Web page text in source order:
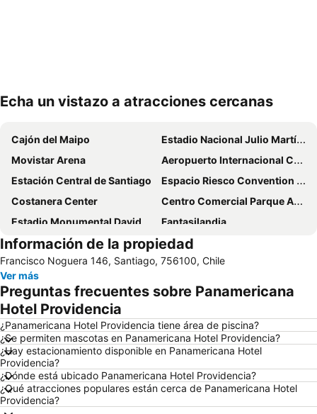
Echa un vistazo a atracciones cercanas
Cajón del Maipo
Estadio Nacional Julio Martínez Prádanos
Movistar Arena
Aeropuerto Internacional Comodoro Arturo Merino Benítez
Estación Central de Santiago
Espacio Riesco Convention Center
Costanera Center
Centro Comercial Parque Arauco
Estadio Monumental David Arellano
Fantasilandia
Festival Internacional Providencia Jazz
Barrio Lastarria
San Carlos de Apoquindo
Santa Laura Stadium
Templo Votivo de Maipu
Metro de Santiago
Barrio Bellavista
Hipodromo Chile
Valle Nevado
Torre Entel
Universidad de Chile
La Moneda Palace
Plaza Egaña
Plaza Pedro de Valdivia
Portal la Dehesa
Cerro Santa Lucía
Lagunillas
Información de la propiedad
Francisco Noguera 146, Santiago, 756100, Chile
Ver más
Preguntas frecuentes sobre Panamericana
Hotel Providencia
¿Panamericana Hotel Providencia tiene área de piscina?
¿Se permiten mascotas en Panamericana Hotel Providencia?
¿Hay estacionamiento disponible en Panamericana Hotel
Providencia?
¿Dónde está ubicado Panamericana Hotel Providencia?
¿Qué atracciones populares están cerca de Panamericana Hotel
Providencia?